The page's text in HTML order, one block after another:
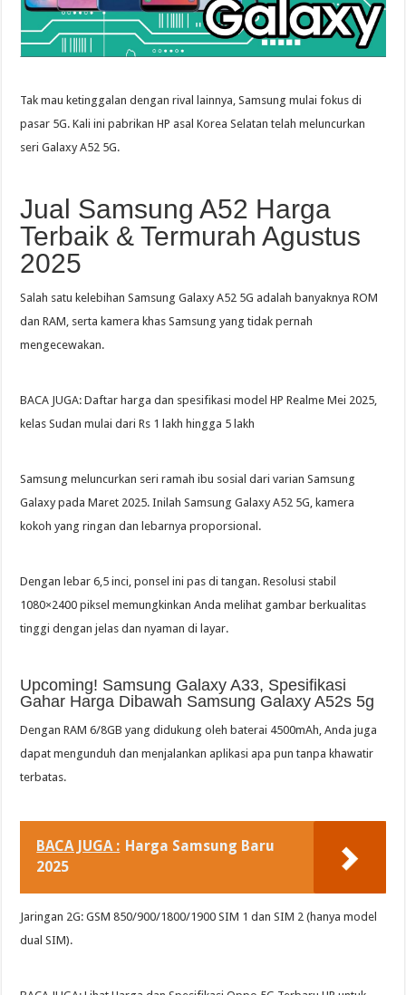
Tak mau ketinggalan dengan rival lainnya, Samsung mulai fokus di
pasar 5G. Kali ini pabrikan HP asal Korea Selatan telah meluncurkan
seri Galaxy A52 5G.
Jual Samsung A52 Harga
Terbaik & Termurah Agustus
2025
Salah satu kelebihan Samsung Galaxy A52 5G adalah banyaknya ROM
dan RAM, serta kamera khas Samsung yang tidak pernah
mengecewakan.
BACA JUGA: Daftar harga dan spesifikasi model HP Realme Mei 2025,
kelas Sudan mulai dari Rs 1 lakh hingga 5 lakh
Samsung meluncurkan seri ramah ibu sosial dari varian Samsung
Galaxy pada Maret 2025. Inilah Samsung Galaxy A52 5G, kamera
kokoh yang ringan dan lebarnya proporsional.
Dengan lebar 6,5 inci, ponsel ini pas di tangan. Resolusi stabil
1080×2400 piksel memungkinkan Anda melihat gambar berkualitas
tinggi dengan jelas dan nyaman di layar.
Upcoming! Samsung Galaxy A33, Spesifikasi
Gahar Harga Dibawah Samsung Galaxy A52s 5g
Dengan RAM 6/8GB yang didukung oleh baterai 4500mAh, Anda juga
dapat mengunduh dan menjalankan aplikasi apa pun tanpa khawatir
terbatas.
BACA JUGA : Harga Samsung Baru
2025
Jaringan 2G: GSM 850/900/1800/1900 SIM 1 dan SIM 2 (hanya model
dual SIM).